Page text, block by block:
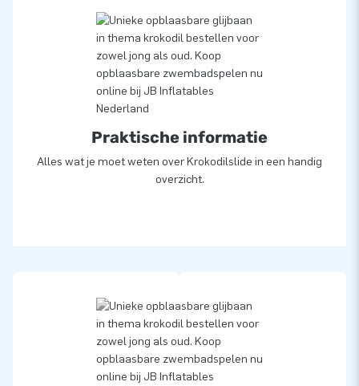
Praktische informatie
Alles wat je moet weten over Krokodilslide in een handig
overzicht.